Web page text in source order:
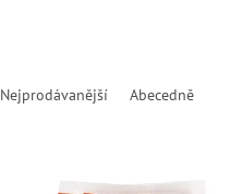
Nejprodávanější Abecedně